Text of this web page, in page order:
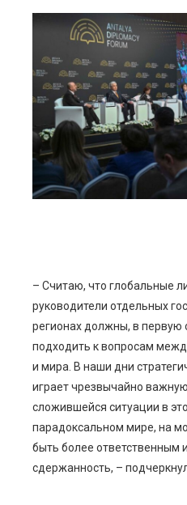
– Считаю, что глобальные
руководители отдельных
регионах должны, в первую
подходить к вопросам
и мира. В наши дни
играет чрезвычайно
сложившейся ситуации в
парадоксальном мире, на
быть более ответственным
сдержанность, –